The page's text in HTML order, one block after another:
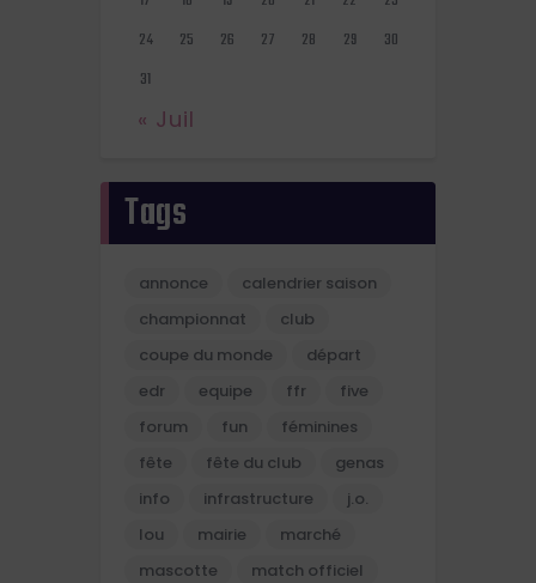
24
25 26 27 28 29
30
31
« Juil
Tags
annonce
calendrier saison
championnat
club
coupe du monde
départ
edr
equipe ffr
five
forum
fun
féminines
fête
fête du club
genas
info
infrastructure
j.o.
lou
mairie
marché
mascotte
match officiel